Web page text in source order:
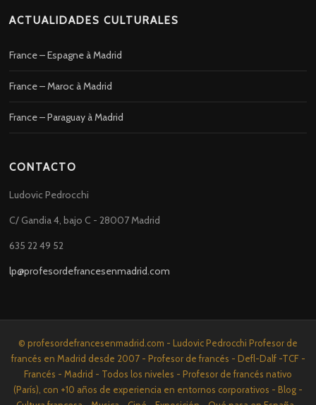
ACTUALIDADES CULTURALES
France – Espagne à Madrid
France – Maroc à Madrid
France – Paraguay à Madrid
CONTACTO
Ludovic Pedrocchi
C/ Gandia 4, bajo C - 28007 Madrid
635 22 49 52
lp@profesordefrancesenmadrid.com
© profesordefrancesenmadrid.com - Ludovic Pedrocchi Profesor de
francés en Madrid desde 2007 - Profesor de francés - Defl-Dalf -TCF -
Francés - Madrid - Todos los niveles - Profesor de francés nativo
(París), con +10 años de experiencia en entornos corporativos - Blog -